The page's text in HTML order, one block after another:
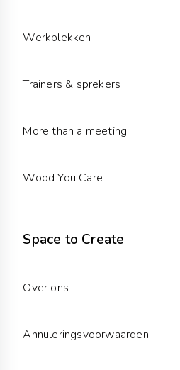
Werkplekken
Trainers & sprekers
More than a meeting
Wood You Care
Space to Create
Over ons
Annuleringsvoorwaarden